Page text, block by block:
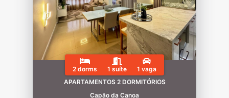
2 dorms 1 suíte
1 vaga
APARTAMENTOS 2 DORMITÓRIOS
Capão da Canoa